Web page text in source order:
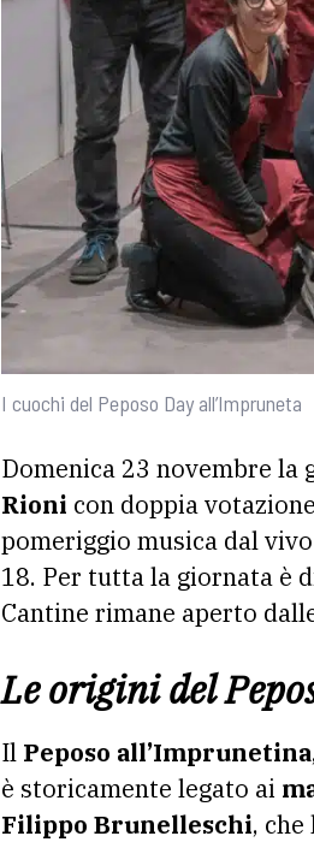
I cuochi del Peposo Day all’Impruneta
Domenica 23 novembre la
Rioni con doppia
pomeriggio musica dal
18. Per tutta la giornata è
Cantine rimane aperto
Le origini del
Il Peposo all’Imprunetina
è storicamente legato ai
Filippo Brunelleschi,